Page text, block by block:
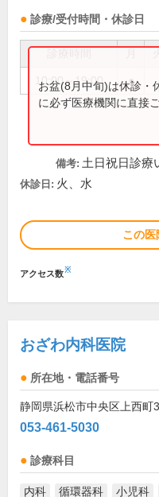
診療/受付時間・休診日
10:00～19:00 ●
お盆(8月中旬)は休診・
に必ず医療機関に直接
備考: 土日祝日診療
休診日: 火、水
この医
アクセス数※
おざわ内科医院
所在地・電話番号
静岡県浜松市中央区上西町
053-461-5030
診療科目
内科 循環器科 小児科